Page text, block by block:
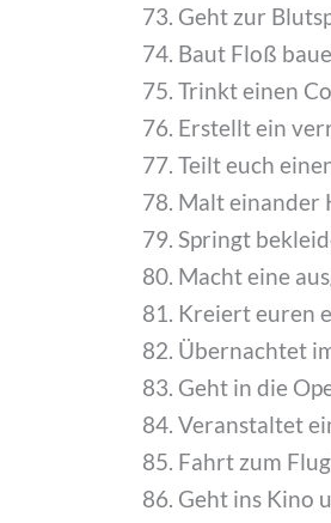
Geht zur
Baut Floß
Trinkt einen
Erstellt ein
Teilt euch
Malt einander
Springt
Macht eine
Kreiert euren
Übernachtet
Geht in die
Veranstaltet
Fahrt zum
Geht ins Kino